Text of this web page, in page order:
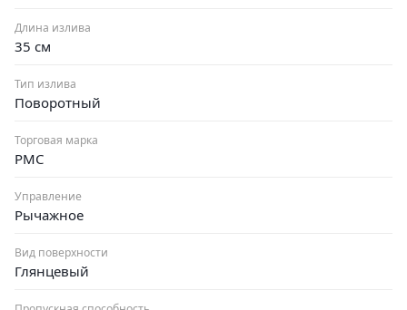
Длина излива
35 см
Тип излива
Поворотный
Торговая марка
РМС
Управление
Рычажное
Вид поверхности
Глянцевый